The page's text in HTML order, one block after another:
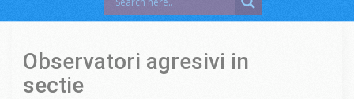
Observatori agresivi in
sectie